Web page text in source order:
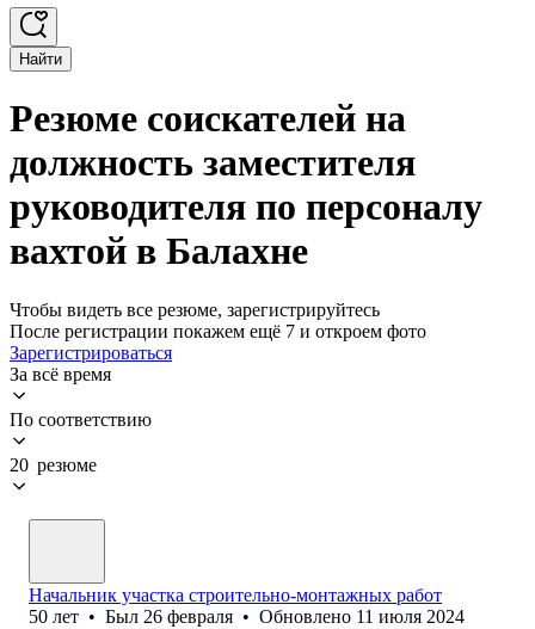
Найти
Резюме соискателей на
должность заместителя
руководителя по персоналу
вахтой в Балахне
Чтобы видеть все резюме, зарегистрируйтесь
После регистрации покажем ещё 7 и откроем фото
Зарегистрироваться
За всё время
По соответствию
20 резюме
Начальник участка строительно-монтажных работ
50 лет • Был 26 февраля • Обновлено 11 июля 2024